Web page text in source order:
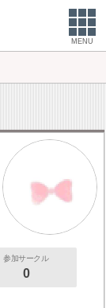
MENU
参加サークル
0